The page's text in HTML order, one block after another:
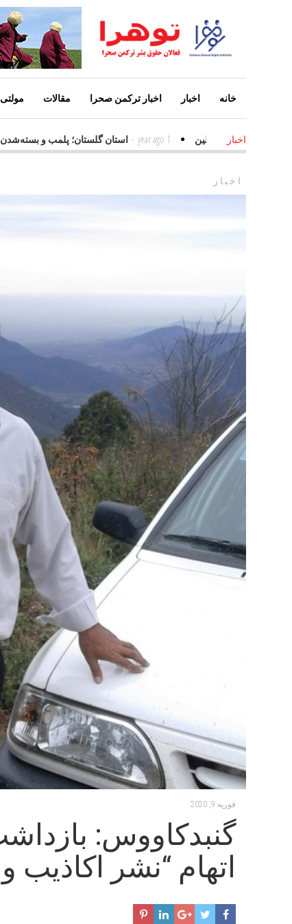
خانه اخبار اخبار ترکمن صحرا مقالات
اخبار
عامل افزایش معلولین 1 year ago
- استان گلستان؛ پلمب و
اخبار
فوریه 9, 2020
گنبدکاووس:
اتهام “نشر